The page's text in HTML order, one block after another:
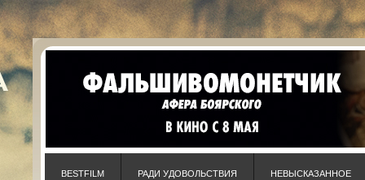
BESTFILM РАДИ УДОВОЛЬСТВИЯ НЕВЫСКАЗАННОЕ